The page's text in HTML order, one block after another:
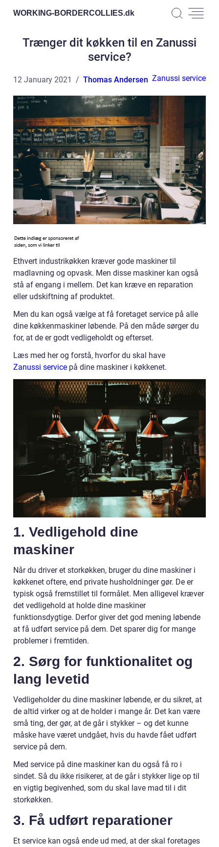
WORKING-BORDERCOLLIES.dk
Trænger dit køkken til en Zanussi
service?
12 January 2021 Thomas Andersen Zanussi service
Ethvert industrikøkken kræver gode maskiner til
madlavning og opvask. Men disse maskiner kan også
stå af engang i mellem. Det kan kræve en reparation
eller udskiftning af produktet.
Men du kan også vælge at få foretaget service på alle
dine køkkenmaskiner løbende. På den måde sørger du
for, at de er godt vedligeholdt og efterset.
Læs med her og forstå, hvorfor du skal have
Zanussi service på dine maskiner i køkkenet.
1. Vedligehold dine
maskiner
Når du driver et storkøkken, bruger du dine maskiner i
køkkenet oftere, end private husholdninger gør. De er
typisk også fremstillet til formålet. Men alligevel kræver
det vedligehold at holde dine maskiner
funktionsdygtige. Derfor giver det god mening løbende
at få udført service på dem. Det sparer dig for mange
problemer i fremtiden.
2. Sørg for funktionalitet og
lang levetid
Vedligeholder du dine maskiner løbende, er du sikret, at
de altid virker og at de holder i mange år. Det kan være
små ting, der gør, at de går i stykker – og det kunne
måske have været undgået, hvis du havde fået udført
service på dem.
Med service på dine maskiner kan du også få ro i
sindet. Så du ikke risikerer, at de går i stykker lige op til
en vigtig begivenhed, som du skal lave mad til i dit
storkøkken.
3. Få udført reparationer
Et service kan også ende ud med, at der skal foretages